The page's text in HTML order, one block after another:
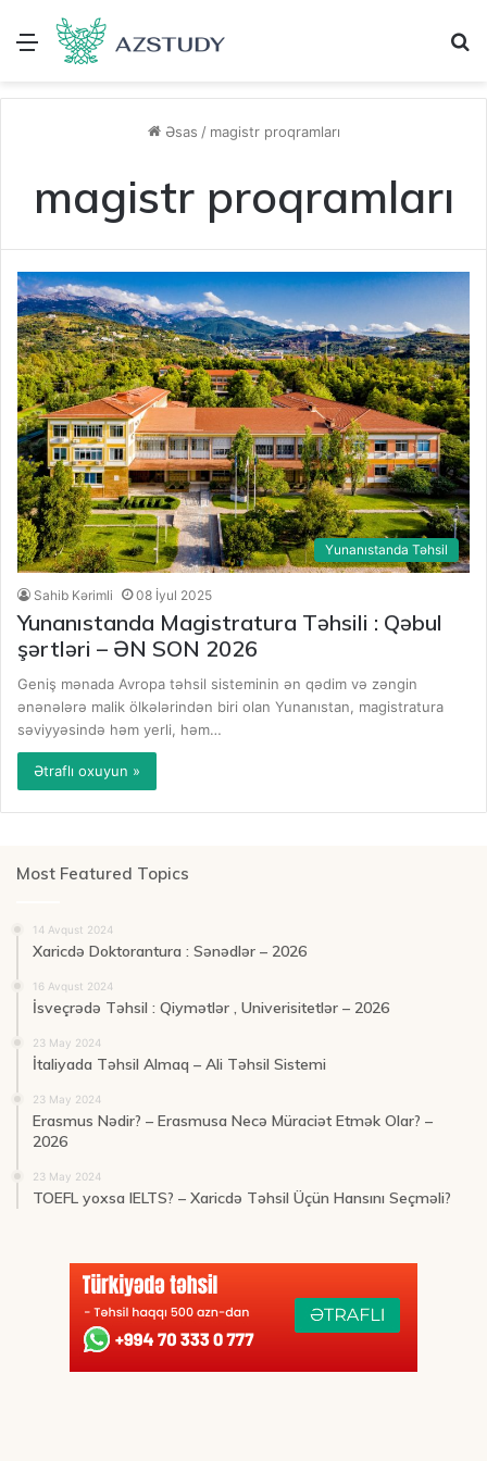
Menu
Əsas / magistr proqramları
magistr proqramları
Yunanıstanda Təhsil
Sahib Kərimli 08 İyul 2025
Yunanıstanda Magistratura Təhsili : Qəbul
şərtləri – ƏN SON 2026
Geniş mənada Avropa təhsil sisteminin ən qədim və zəngin
ənənələrə malik ölkələrindən biri olan Yunanıstan, magistratura
səviyyəsində həm yerli, həm…
Ətraflı oxuyun »
Most Featured Topics
14 Avqust 2024
Xaricdə Doktorantura : Sənədlər – 2026
16 Avqust 2024
İsveçrədə Təhsil : Qiymətlər , Univerisitetlər – 2026
23 May 2024
İtaliyada Təhsil Almaq – Ali Təhsil Sistemi
23 May 2024
Erasmus Nədir? – Erasmusa Necə Müraciət Etmək Olar? –
2026
23 May 2024
TOEFL yoxsa IELTS? – Xaricdə Təhsil Üçün Hansını Seçməli?